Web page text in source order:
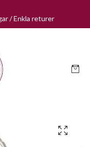
/ Enkla returer